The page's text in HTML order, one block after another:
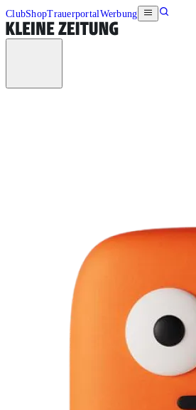
ClubShopTrauerportalWerbung